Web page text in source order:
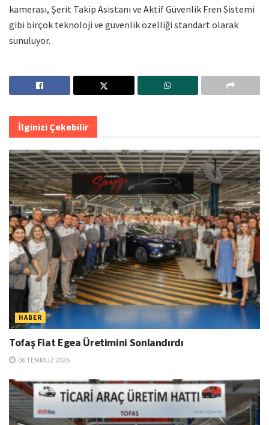
kamerası, Şerit Takip Asistanı ve Aktif Güvenlik Fren Sistemi
gibi birçok teknoloji ve güvenlik özelliği standart olarak
sunuluyor.
İlginizi Çekebilir
HABER
Tofaş Fiat Egea Üretimini Sonlandırdı
06 TEMMUZ 2026